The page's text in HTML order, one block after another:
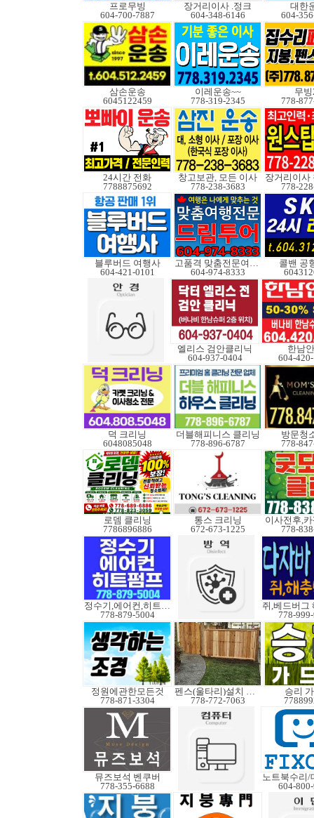
프로무빙
604-700-7887
장거리이사 .정크
604-348-6146
대한
604-
삼손운송
6045122459
이레운송~~
778-319-2345
무
778-
24시간 전화
7788875692
창고보관, 모든 이사
778-238-3683
778-
블루버드 여행사
604-421-0101
고품격 맞춤전문여행사
604-974-8333
콜밴 공
엘리스 검안클리닉
604-937-0404
한남
604-
덕 크리닝
6048085048
더블해피니스 클리닝
778-896-6787
방문청
778-
로뎀 클리닝
7786896886
통스 크리닝
672-673-1225
778-
정수기,에어컨,히트펌프
778-879-5004
778-
정원에관한모든것
778-871-3304
펜스(울타리)설치 수리
778-772-7063
승리
뮤즈보석 벤쿠버
778-355-6688
604-